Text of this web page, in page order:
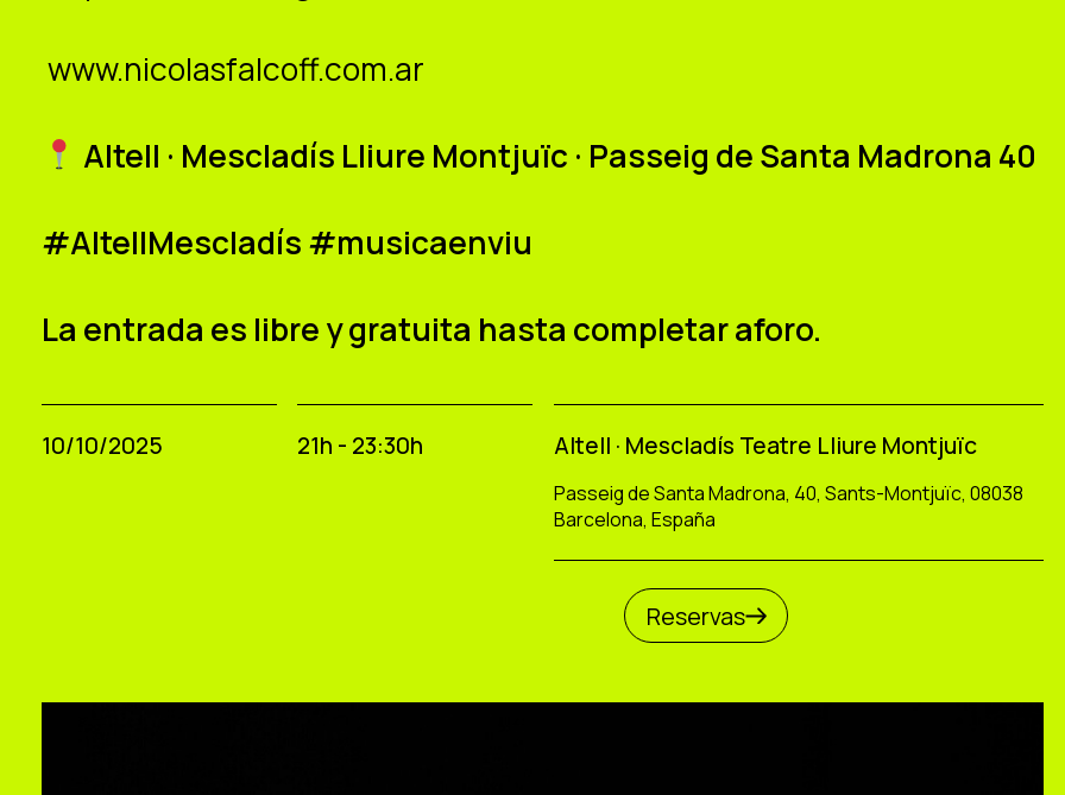
www.nicolasfalcoff.com.ar
Altell · Mescladís Lliure Montjuïc · Passeig de Santa Madrona 40
#AltellMescladís #musicaenviu
La entrada es libre y gratuita hasta completar aforo.
10/10/2025 21h - 23:30h Altell · Mescladís Teatre Lliure Montjuïc
Passeig de Santa Madrona, 40, Sants-Montjuïc, 08038
Barcelona, España
Reservas